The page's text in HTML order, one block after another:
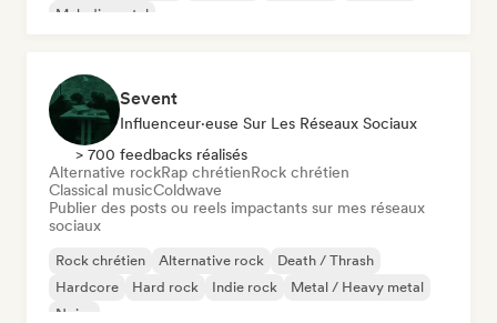
Melodic metal
Sevent
Influenceur·euse Sur Les Réseaux Sociaux
> 700 feedbacks réalisés
Alternative rockRap chrétienRock chrétien
Classical musicColdwave
Publier des posts ou reels impactants sur mes réseaux
sociaux
Rock chrétien Alternative rock
Death / Thrash
Hardcore
Hard rock Indie rock
Metal / Heavy metal
Noise